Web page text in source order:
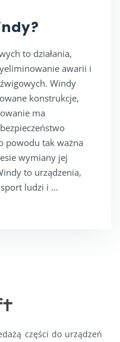
to działania,
awarii i
Windy
konstrukcje,
ma
powodu tak ważna
wymiany jej
to urządzenia,
ludzi i …
części do urządzeń